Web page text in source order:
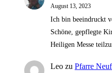
August 13, 2023
Ich bin beeindruckt
Schöne, gepflegte
Heiligen Messe
Leo zu Pfarre